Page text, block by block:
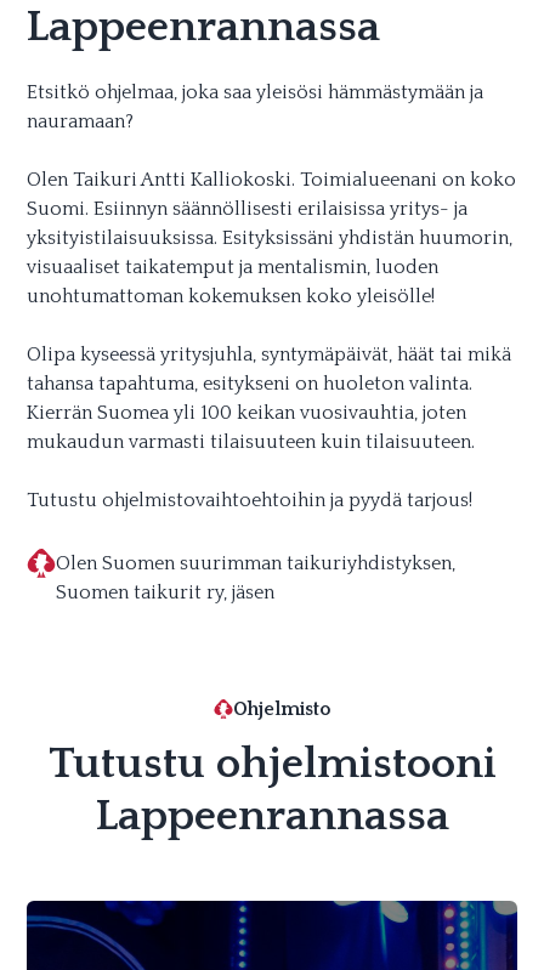
Lappeenrannassa
Etsitkö ohjelmaa, joka saa yleisösi hämmästymään ja
nauramaan?
Olen Taikuri Antti Kalliokoski. Toimialueenani on koko
Suomi. Esiinnyn säännöllisesti erilaisissa yritys- ja
yksityistilaisuuksissa. Esityksissäni yhdistän huumorin,
visuaaliset taikatemput ja mentalismin, luoden
unohtumattoman kokemuksen koko yleisölle!
Olipa kyseessä yritysjuhla, syntymäpäivät, häät tai mikä
tahansa tapahtuma, esitykseni on huoleton valinta.
Kierrän Suomea yli 100 keikan vuosivauhtia, joten
mukaudun varmasti tilaisuuteen kuin tilaisuuteen.
Tutustu ohjelmistovaihtoehtoihin ja pyydä tarjous!
Olen Suomen suurimman taikuriyhdistyksen,
Suomen taikurit ry, jäsen
Ohjelmisto
Tutustu ohjelmistooni
Lappeenrannassa